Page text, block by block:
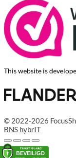
This website is
© 2022-2026
BNS hybrIT
Toevoegen